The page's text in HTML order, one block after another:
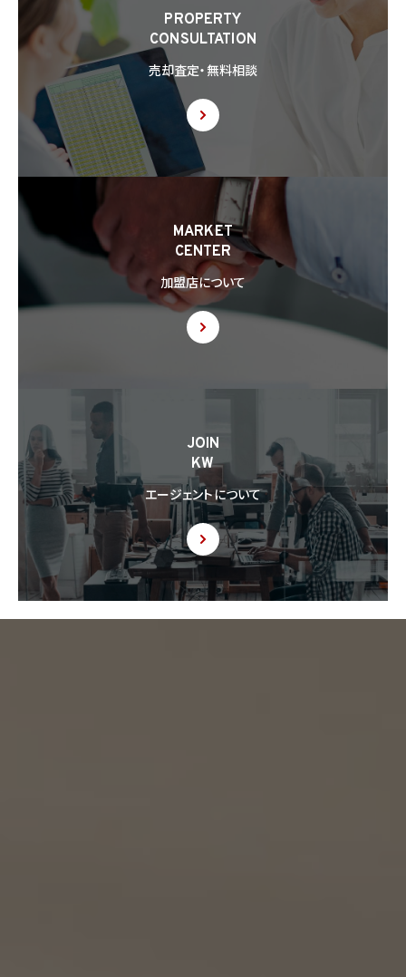
(2) 合併その他の事由による事業の承継に伴って個人情報が提供される場合
(3) 第9項の定めに基づき共同利用する場合
8.2 第8.1項の定めにかかわらず、当社は、第4.1項各号のいずれかに該当する場合を除く
ほか、外国（個人情報保護法第28条に基づき個人情報保護委員会規則で指定される国
を除きます。）にある第三者（個人情報保護法第28条に基づき個人情報保護委員会規則
で指定される基準に適合する体制を整備している者を除きます。）に個人情報を提供する
場合には、あらかじめ外国にある第三者への提供を認める旨の本人の同意を得るもの
とします。
8.3 第8.2項に基づき外国にある第三者への提供につき本人の同意を得る場合、以下の
事項について本人に情報を提供するものとします。但し、第1号の事項が特定できない場
合、第1号及び第2号の事項に代えて、第1号の事項が特定できない旨及びその理由、並び
に当該事項に代わる本人に参考となるべき情報があれば当該情報を提供するものとし
ます。
(1) 当該外国の名称
(2) 当該外国における個人情報の保護に関する制度に関する情報
(3) 当該第三者が講じる個人情報の保護のための措置に関する情報（当該情報を提供
できない場合は、その旨及びその理由）
8.4 当社は、個人情報を第三者に提供したときは、個人情報保護法第29条に従い、記録
8.6 当社は、個人情報を第三者に提供した第三者から、個人情報の第三者提供及び提
供された個人情報の利用方法について本人の同意を取得したことを証する記録を提出
するように求められた場合、当該第三者に対し当該記録を提出することがあります。
9. 共同利用
9.1 当社が運営するウェブサイトの問合せフォームから当社に連絡を行ったお客様から取
得した情報に関して、当社は、KW加盟店との間で、下記の通り、個人情報を共同利用しま
す。以下、KW加盟店は、当社が運営する下記のウェブサイト上で、KW加盟店として掲載さ
れている事業者を意味するものとします。
https://kellerwilliams.jp/kamei-ten/
(1) 共同して利用される個人情報の項目
PROPERTY
CONSULTATION
売却査定・無料相談
MARKET
CENTER
加盟店について
JOIN
KW
エージェントについて